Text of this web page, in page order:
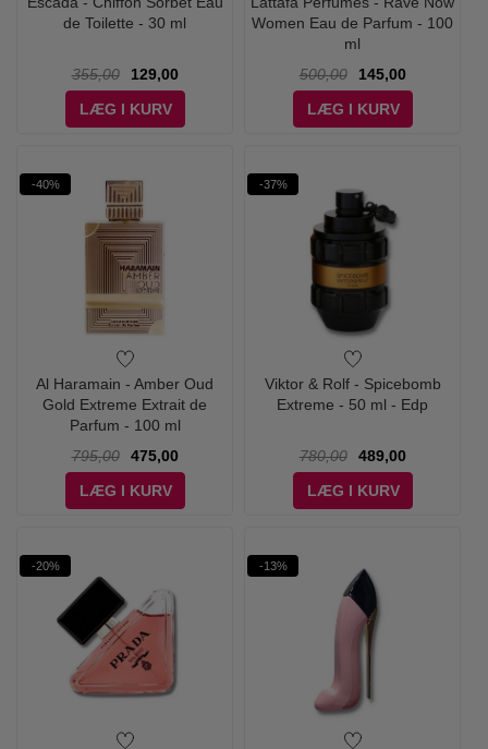
de Toilette - 30 ml
355,00
129,00
LÆG I KURV
Women Eau de Parfum - 100
ml
500,00
145,00
LÆG I KURV
-40%
Al Haramain - Amber Oud
Gold Extreme Extrait de
Parfum - 100 ml
795,00
475,00
LÆG I KURV
-37%
Viktor & Rolf - Spicebomb
Extreme - 50 ml - Edp
780,00
489,00
LÆG I KURV
-20% -13%